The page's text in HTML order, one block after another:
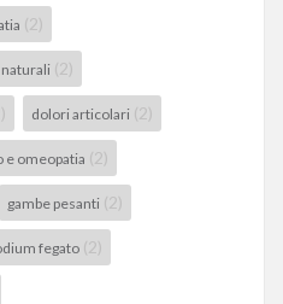
(2)
(2)
dolori articolari (2)
e omeopatia (2)
gambe pesanti (2)
fegato (2)